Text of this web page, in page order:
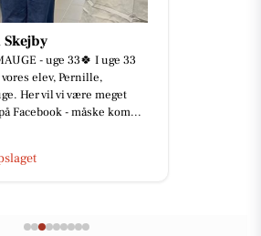
Skejby
- uge 33🍀 I uge 33
elev, Pernille,
Her vil vi være meget
Facebook - måske kom...